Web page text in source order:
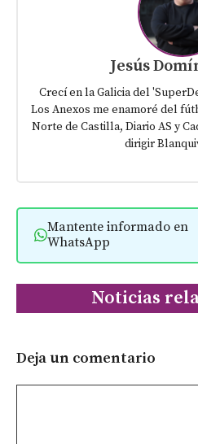
Jesús
Crecí en la Galicia del
Los Anexos me enamoré del
Norte de Castilla, Diario AS y
dirigir
Mantente informado en
WhatsApp
Noticias
Deja un comentario